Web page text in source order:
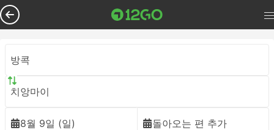
방콕
치앙마이
8월 9일 (일) 돌아오는 편 추가